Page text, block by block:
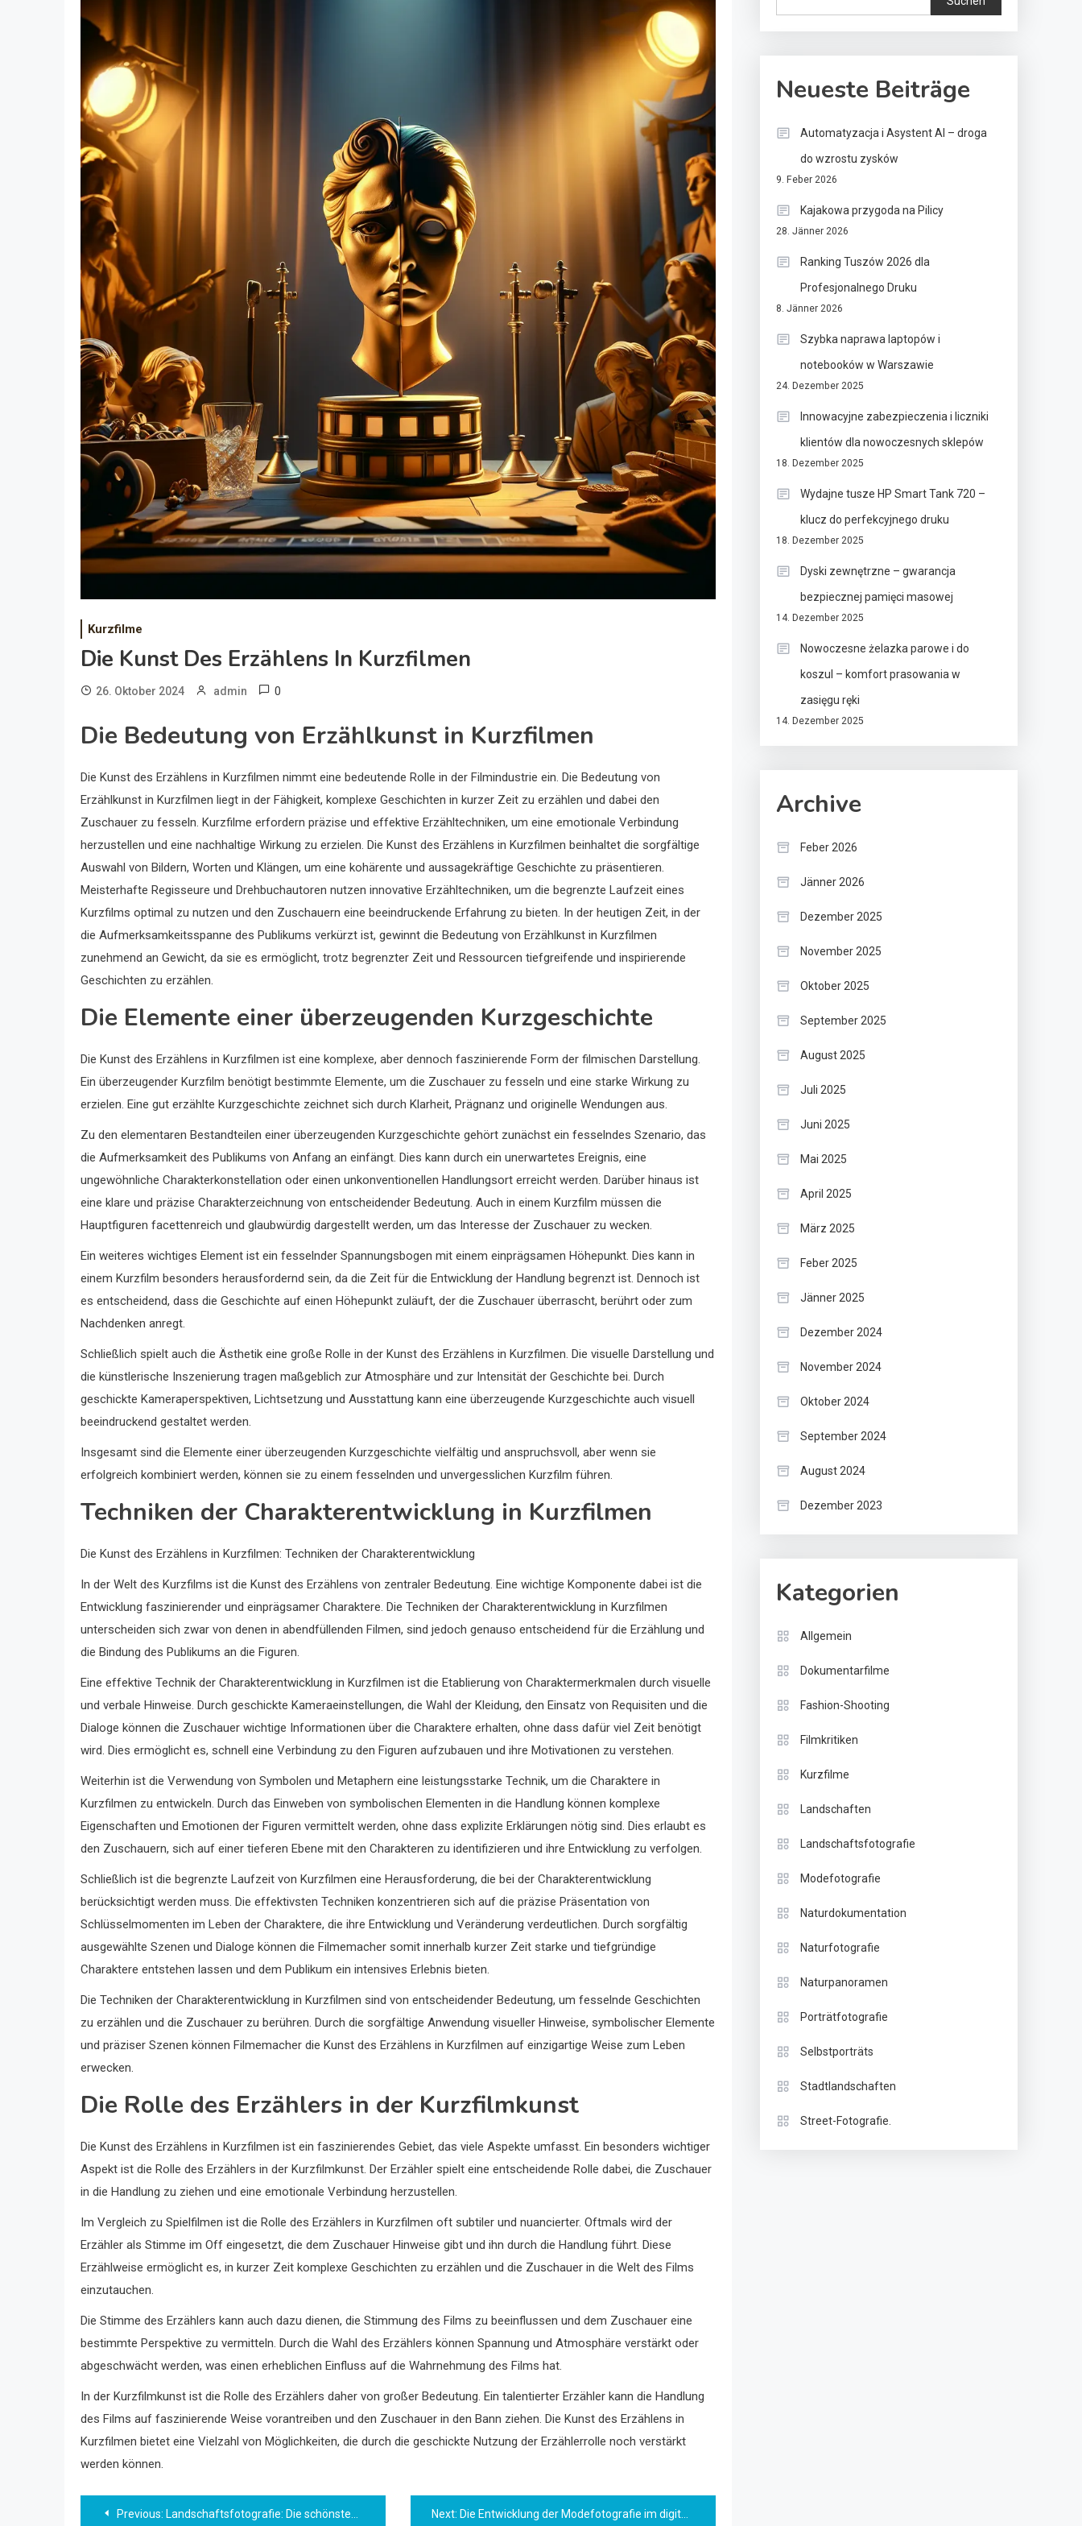
Kurzfilme
Die Kunst Des Erzählens In Kurzfilmen
26. Oktober 2024 admin 0
Die Bedeutung von Erzählkunst in Kurzfilmen
Die Kunst des Erzählens in Kurzfilmen nimmt eine bedeutende Rolle in der Filmindustrie ein. Die Bedeutung von
Erzählkunst in Kurzfilmen liegt in der Fähigkeit, komplexe Geschichten in kurzer Zeit zu erzählen und dabei den
Zuschauer zu fesseln. Kurzfilme erfordern präzise und effektive Erzähltechniken, um eine emotionale Verbindung
herzustellen und eine nachhaltige Wirkung zu erzielen. Die Kunst des Erzählens in Kurzfilmen beinhaltet die sorgfältige
Auswahl von Bildern, Worten und Klängen, um eine kohärente und aussagekräftige Geschichte zu präsentieren.
Meisterhafte Regisseure und Drehbuchautoren nutzen innovative Erzähltechniken, um die begrenzte Laufzeit eines
Kurzfilms optimal zu nutzen und den Zuschauern eine beeindruckende Erfahrung zu bieten. In der heutigen Zeit, in der
die Aufmerksamkeitsspanne des Publikums verkürzt ist, gewinnt die Bedeutung von Erzählkunst in Kurzfilmen
zunehmend an Gewicht, da sie es ermöglicht, trotz begrenzter Zeit und Ressourcen tiefgreifende und inspirierende
Geschichten zu erzählen.
Die Elemente einer überzeugenden Kurzgeschichte
Die Kunst des Erzählens in Kurzfilmen ist eine komplexe, aber dennoch faszinierende Form der filmischen Darstellung.
Ein überzeugender Kurzfilm benötigt bestimmte Elemente, um die Zuschauer zu fesseln und eine starke Wirkung zu
erzielen. Eine gut erzählte Kurzgeschichte zeichnet sich durch Klarheit, Prägnanz und originelle Wendungen aus.
Zu den elementaren Bestandteilen einer überzeugenden Kurzgeschichte gehört zunächst ein fesselndes Szenario, das
die Aufmerksamkeit des Publikums von Anfang an einfängt. Dies kann durch ein unerwartetes Ereignis, eine
ungewöhnliche Charakterkonstellation oder einen unkonventionellen Handlungsort erreicht werden. Darüber hinaus ist
eine klare und präzise Charakterzeichnung von entscheidender Bedeutung. Auch in einem Kurzfilm müssen die
Hauptfiguren facettenreich und glaubwürdig dargestellt werden, um das Interesse der Zuschauer zu wecken.
Ein weiteres wichtiges Element ist ein fesselnder Spannungsbogen mit einem einprägsamen Höhepunkt. Dies kann in
einem Kurzfilm besonders herausfordernd sein, da die Zeit für die Entwicklung der Handlung begrenzt ist. Dennoch ist
es entscheidend, dass die Geschichte auf einen Höhepunkt zuläuft, der die Zuschauer überrascht, berührt oder zum
Nachdenken anregt.
Schließlich spielt auch die Ästhetik eine große Rolle in der Kunst des Erzählens in Kurzfilmen. Die visuelle Darstellung und
die künstlerische Inszenierung tragen maßgeblich zur Atmosphäre und zur Intensität der Geschichte bei. Durch
geschickte Kameraperspektiven, Lichtsetzung und Ausstattung kann eine überzeugende Kurzgeschichte auch visuell
beeindruckend gestaltet werden.
Insgesamt sind die Elemente einer überzeugenden Kurzgeschichte vielfältig und anspruchsvoll, aber wenn sie
erfolgreich kombiniert werden, können sie zu einem fesselnden und unvergesslichen Kurzfilm führen.
Techniken der Charakterentwicklung in Kurzfilmen
Die Kunst des Erzählens in Kurzfilmen: Techniken der Charakterentwicklung
In der Welt des Kurzfilms ist die Kunst des Erzählens von zentraler Bedeutung. Eine wichtige Komponente dabei ist die
Entwicklung faszinierender und einprägsamer Charaktere. Die Techniken der Charakterentwicklung in Kurzfilmen
unterscheiden sich zwar von denen in abendfüllenden Filmen, sind jedoch genauso entscheidend für die Erzählung und
die Bindung des Publikums an die Figuren.
Eine effektive Technik der Charakterentwicklung in Kurzfilmen ist die Etablierung von Charaktermerkmalen durch visuelle
und verbale Hinweise. Durch geschickte Kameraeinstellungen, die Wahl der Kleidung, den Einsatz von Requisiten und die
Dialoge können die Zuschauer wichtige Informationen über die Charaktere erhalten, ohne dass dafür viel Zeit benötigt
wird. Dies ermöglicht es, schnell eine Verbindung zu den Figuren aufzubauen und ihre Motivationen zu verstehen.
Weiterhin ist die Verwendung von Symbolen und Metaphern eine leistungsstarke Technik, um die Charaktere in
Kurzfilmen zu entwickeln. Durch das Einweben von symbolischen Elementen in die Handlung können komplexe
Eigenschaften und Emotionen der Figuren vermittelt werden, ohne dass explizite Erklärungen nötig sind. Dies erlaubt es
den Zuschauern, sich auf einer tieferen Ebene mit den Charakteren zu identifizieren und ihre Entwicklung zu verfolgen.
Schließlich ist die begrenzte Laufzeit von Kurzfilmen eine Herausforderung, die bei der Charakterentwicklung
berücksichtigt werden muss. Die effektivsten Techniken konzentrieren sich auf die präzise Präsentation von
Schlüsselmomenten im Leben der Charaktere, die ihre Entwicklung und Veränderung verdeutlichen. Durch sorgfältig
ausgewählte Szenen und Dialoge können die Filmemacher somit innerhalb kurzer Zeit starke und tiefgründige
Charaktere entstehen lassen und dem Publikum ein intensives Erlebnis bieten.
Die Techniken der Charakterentwicklung in Kurzfilmen sind von entscheidender Bedeutung, um fesselnde Geschichten
zu erzählen und die Zuschauer zu berühren. Durch die sorgfältige Anwendung visueller Hinweise, symbolischer Elemente
und präziser Szenen können Filmemacher die Kunst des Erzählens in Kurzfilmen auf einzigartige Weise zum Leben
erwecken.
Die Rolle des Erzählers in der Kurzfilmkunst
Die Kunst des Erzählens in Kurzfilmen ist ein faszinierendes Gebiet, das viele Aspekte umfasst. Ein besonders wichtiger
Aspekt ist die Rolle des Erzählers in der Kurzfilmkunst. Der Erzähler spielt eine entscheidende Rolle dabei, die Zuschauer
in die Handlung zu ziehen und eine emotionale Verbindung herzustellen.
Im Vergleich zu Spielfilmen ist die Rolle des Erzählers in Kurzfilmen oft subtiler und nuancierter. Oftmals wird der
Erzähler als Stimme im Off eingesetzt, die dem Zuschauer Hinweise gibt und ihn durch die Handlung führt. Diese
Erzählweise ermöglicht es, in kurzer Zeit komplexe Geschichten zu erzählen und die Zuschauer in die Welt des Films
einzutauchen.
Die Stimme des Erzählers kann auch dazu dienen, die Stimmung des Films zu beeinflussen und dem Zuschauer eine
bestimmte Perspektive zu vermitteln. Durch die Wahl des Erzählers können Spannung und Atmosphäre verstärkt oder
abgeschwächt werden, was einen erheblichen Einfluss auf die Wahrnehmung des Films hat.
In der Kurzfilmkunst ist die Rolle des Erzählers daher von großer Bedeutung. Ein talentierter Erzähler kann die Handlung
des Films auf faszinierende Weise vorantreiben und den Zuschauer in den Bann ziehen. Die Kunst des Erzählens in
Kurzfilmen bietet eine Vielzahl von Möglichkeiten, die durch die geschickte Nutzung der Erzählerrolle noch verstärkt
werden können.
Beitragsnavigation
Previous: Landschaftsfotografie: Die schönsten Orte und die besten Perspektiven Next: Die Entwicklung der Modefotografie im digitalen Zeitalter
Neueste Beiträge
Automatyzacja i Asystent AI – droga
do wzrostu zysków
9. Feber 2026
Kajakowa przygoda na Pilicy
28. Jänner 2026
Ranking Tuszów 2026 dla
Profesjonalnego Druku
8. Jänner 2026
Szybka naprawa laptopów i
notebooków w Warszawie
24. Dezember 2025
Innowacyjne zabezpieczenia i liczniki
klientów dla nowoczesnych sklepów
18. Dezember 2025
Wydajne tusze HP Smart Tank 720 –
klucz do perfekcyjnego druku
18. Dezember 2025
Dyski zewnętrzne – gwarancja
bezpiecznej pamięci masowej
14. Dezember 2025
Nowoczesne żelazka parowe i do
koszul – komfort prasowania w
zasięgu ręki
14. Dezember 2025
Archive
Feber 2026
Jänner 2026
Dezember 2025
November 2025
Oktober 2025
September 2025
August 2025
Juli 2025
Juni 2025
Mai 2025
April 2025
März 2025
Feber 2025
Jänner 2025
Dezember 2024
November 2024
Oktober 2024
September 2024
August 2024
Dezember 2023
Kategorien
Allgemein
Dokumentarfilme
Fashion-Shooting
Filmkritiken
Kurzfilme
Landschaften
Landschaftsfotografie
Modefotografie
Naturdokumentation
Naturfotografie
Naturpanoramen
Porträtfotografie
Selbstporträts
Stadtlandschaften
Street-Fotografie.